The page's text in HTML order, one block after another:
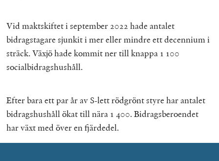
Vid maktskiftet i september 2022 hade antalet
bidragstagare sjunkit i mer eller mindre ett decennium i
sträck. Växjö hade kommit ner till knappa 1 100
socialbidragshushåll.
Efter bara ett par år av S-lett rödgrönt styre har antalet
bidragshushåll ökat till nära 1 400. Bidragsberoendet
har växt med över en fjärdedel.